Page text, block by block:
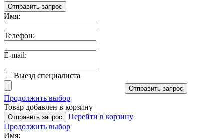
Отправить запрос
Имя:
Телефон:
E-mail:
Выезд специалиста
Отправить запрос
Продолжить выбор
Товар добавлен в корзину
Отправить запрос
Перейти в корзину
Продолжить выбор
Имя: